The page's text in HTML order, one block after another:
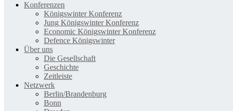
Konferenzen
Königswinter Konferenz
Jung Königswinter Konferenz
Economic Königswinter Konferenz
Defence Königswinter
Über uns
Die Gesellschaft
Geschichte
Zeitleiste
Netzwerk
Berlin/Brandenburg
Bonn